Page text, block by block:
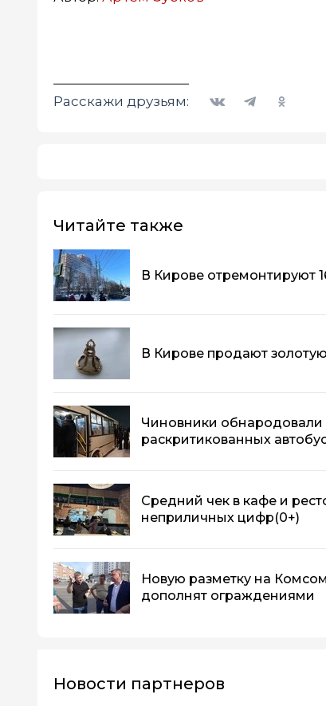
Расскажи друзьям:
Читайте также
В Кирове отремонтируют
В Кирове продают
Чиновники обнародовали
раскритикованных
Средний чек в кафе и
неприличных цифр(0+)
Новую разметку на
дополнят ограждениями
Новости партнеров